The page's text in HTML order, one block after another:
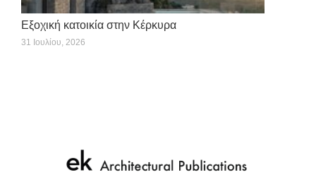
Εξοχική κατοικία στην Κέρκυρα
31 Ιουλίου, 2026